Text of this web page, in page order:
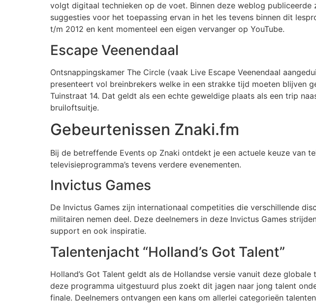
volgt digitaal technieken op de voet. Binnen deze weblog
suggesties voor het toepassing ervan in het les tevens binnen dit
t/m 2012 en kent momenteel een eigen vervanger op YouTube.
Escape Veenendaal
Ontsnappingskamer The Circle (vaak Live Escape Veenendaal
presenteert vol breinbrekers welke in een strakke tijd moeten blijven
Tuinstraat 14. Dat geldt als een echte geweldige plaats als een trip
bruiloftsuitje.
Gebeurtenissen Znaki.fm
Bij de betreffende Events op Znaki ontdekt je een actuele keuze van
televisieprogramma’s tevens verdere evenementen.
Invictus Games
De Invictus Games zijn internationaal competities die verschillende
militairen nemen deel. Deze deelnemers in deze Invictus Games
support en ook inspiratie.
Talentenjacht “Holland’s Got Talent”
Holland’s Got Talent geldt als de Hollandse versie vanuit deze
deze programma uitgestuurd plus zoekt dit jagen naar jong talent
finale. Deelnemers ontvangen een kans om allerlei categorieën